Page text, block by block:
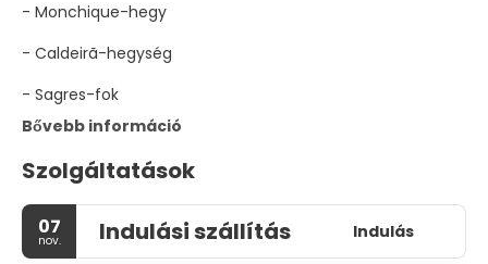
- Monchique-hegy
- Caldeirã-hegység
- Sagres-fok
Bővebb információ
Szolgáltatások
07
nov. Indulási szállítás Indulás